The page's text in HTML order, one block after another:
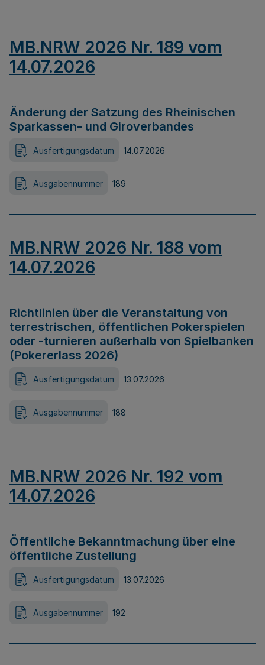
MB.NRW 2026 Nr. 189 vom
14.07.2026
Änderung der Satzung des Rheinischen
Sparkassen- und Giroverbandes
Ausfertigungsdatum 14.07.2026
Ausgabennummer 189
MB.NRW 2026 Nr. 188 vom
14.07.2026
Richtlinien über die Veranstaltung von
terrestrischen, öffentlichen Pokerspielen
oder -turnieren außerhalb von Spielbanken
(Pokererlass 2026)
Ausfertigungsdatum 13.07.2026
Ausgabennummer 188
MB.NRW 2026 Nr. 192 vom
14.07.2026
Öffentliche Bekanntmachung über eine
öffentliche Zustellung
Ausfertigungsdatum 13.07.2026
Ausgabennummer 192